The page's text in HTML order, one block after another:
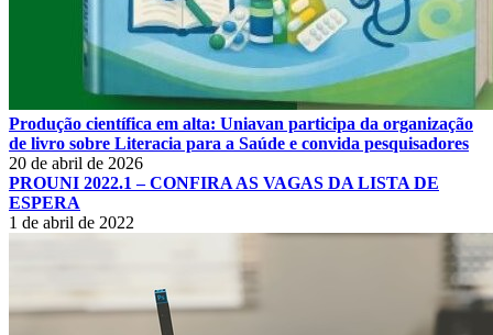
Produção científica em alta: Uniavan participa da organização
de livro sobre Literacia para a Saúde e convida pesquisadores
20 de abril de 2026
PROUNI 2022.1 – CONFIRA AS VAGAS DA LISTA DE
ESPERA
1 de abril de 2022